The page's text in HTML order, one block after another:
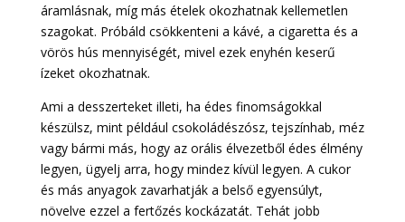
áramlásnak, míg más ételek okozhatnak kellemetlen
szagokat. Próbáld csökkenteni a kávé, a cigaretta és a
vörös hús mennyiségét, mivel ezek enyhén keserű
ízeket okozhatnak.
Ami a desszerteket illeti, ha édes finomságokkal
készülsz, mint például csokoládészósz, tejszínhab, méz
vagy bármi más, hogy az orális élvezetből édes élmény
legyen, ügyelj arra, hogy mindez kívül legyen. A cukor
és más anyagok zavarhatják a belső egyensúlyt,
növelve ezzel a fertőzés kockázatát. Tehát jobb